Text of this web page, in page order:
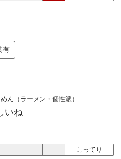
有
ん（ラーメン・個性派）
いね
こってり